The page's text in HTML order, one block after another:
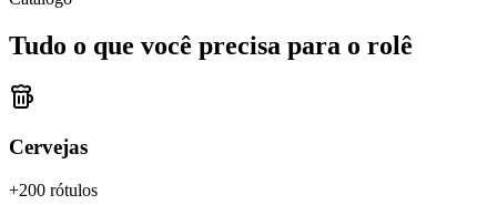
Tudo o que você precisa para o rolê
Cervejas
+200 rótulos